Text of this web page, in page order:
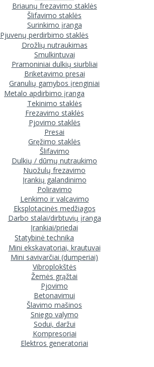
Briaunų frezavimo staklės
Šlifavimo staklės
Surinkimo įranga
Pjuvenų perdirbimo staklės
Drožlių nutraukimas
Smulkintuvai
Pramoniniai dulkių siurbliai
Briketavimo presai
Granulių gamybos įrenginiai
Metalo apdirbimo įranga
Tekinimo staklės
Frezavimo staklės
Pjovimo staklės
Presai
Gręžimo staklės
Šlifavimo
Dulkių / dūmų nutraukimo
Nuožulų frezavimo
Įrankių galandinimo
Poliravimo
Lenkimo ir valcavimo
Eksplotacinės medžiagos
Darbo stalai/dirbtuvių įranga
Įrankiai/priedai
Statybinė technika
Mini ekskavatoriai, krautuvai
Mini savivarčiai (dumperiai)
Vibroplokštės
Žemės grąžtai
Pjovimo
Betonavimui
Šlavimo mašinos
Sniego valymo
Sodui, daržui
Kompresoriai
Elektros generatoriai